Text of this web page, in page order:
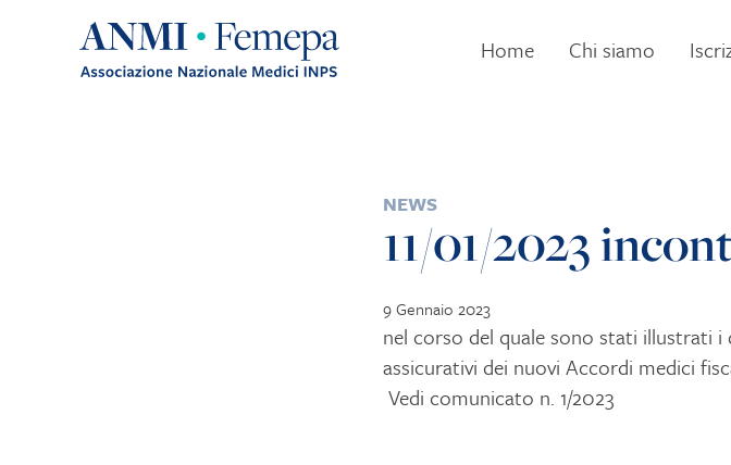
Home Chi siamo
POSTED IN
NEWS
11/01/2023
9 Gennaio 2023
nel corso del quale sono stati illustrati i
assicurativi dei nuovi Accordi medici
Vedi comunicato n. 1/2023